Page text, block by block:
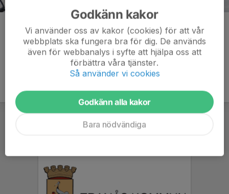
Kommentarer
Godkänn kakor
Vi använder oss av kakor (cookies) för att vår
webbplats ska fungera bra för dig. De används
även för webbanalys i syfte att hjälpa oss att
förbättra våra tjänster.
Så använder vi cookies
Godkänn alla kakor
Bara nödvändiga